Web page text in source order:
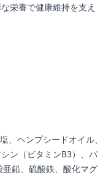
栄養で健康維持を支え
ヘンプシードオイル、
ン（ビタミンB3）、パ
鉛、硫酸鉄、酸化マグ